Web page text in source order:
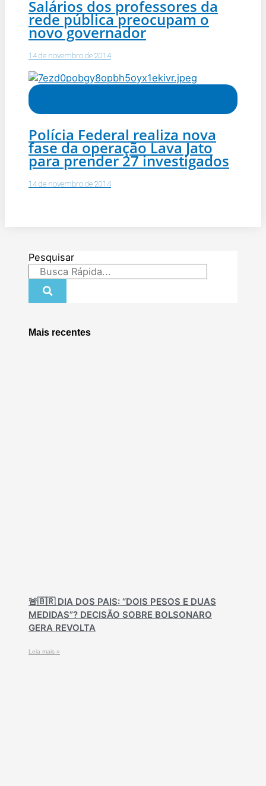
Salários dos professores da
rede pública preocupam o
novo governador
14 de novembro de 2014
Polícia Federal realiza nova
fase da operação Lava Jato
para prender 27 investigados
14 de novembro de 2014
Pesquisar
Mais recentes
🚨🇧🇷 DIA DOS PAIS: “DOIS PESOS E DUAS
MEDIDAS”? DECISÃO SOBRE BOLSONARO
GERA REVOLTA
Leia mais »